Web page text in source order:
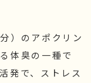
）のアポクリン
体臭の一種で
発で、ストレス